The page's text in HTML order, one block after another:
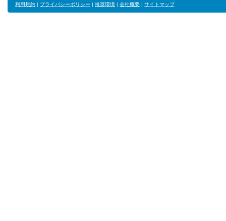
利用規約 | プライバシーポリシー | 推奨環境 | 会社概要 | サイトマップ